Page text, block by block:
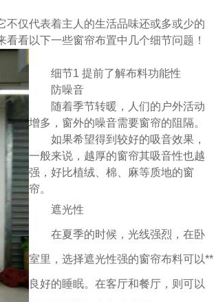
不仅代表着主人的生活品味还或多或少的
看看以下一些窗帘布置中几个细节问题！
细节1 提前了解布料功能性
防噪音
随着季节转暖，人们的户外活动
增多，窗外的噪音需要窗帘的阻隔。
如果希望得到较好的吸音效果，
一般来说，越厚的窗帘其吸音性也越
强，好比植绒、棉、麻等质地的窗
帘。
遮光性
在夏季的时候，光线强烈，在卧
室里，选择遮光性强的窗帘布料可以**
良好的睡眠。在客厅和餐厅，则可以